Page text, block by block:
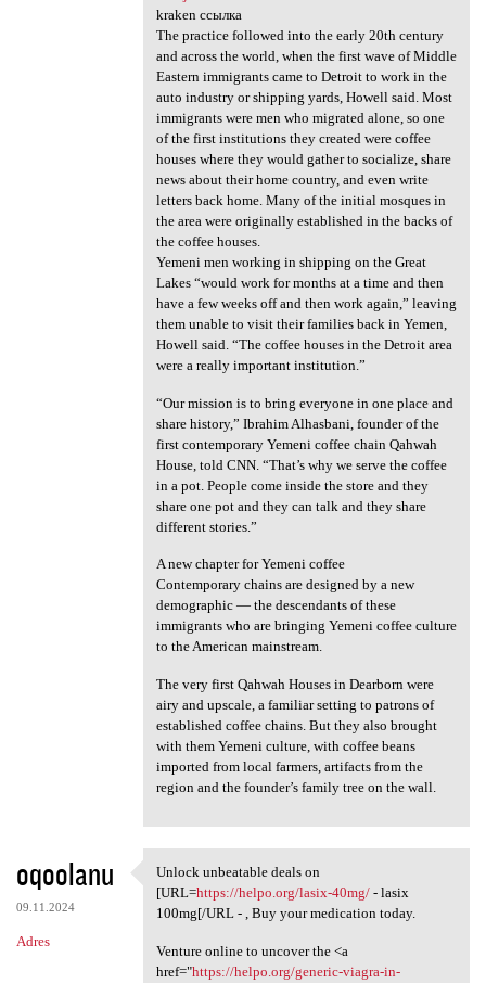
kraken ссылка
The practice followed into the early 20th century
and across the world, when the first wave of Middle
Eastern immigrants came to Detroit to work in the
auto industry or shipping yards, Howell said. Most
immigrants were men who migrated alone, so one
of the first institutions they created were coffee
houses where they would gather to socialize, share
news about their home country, and even write
letters back home. Many of the initial mosques in
the area were originally established in the backs of
the coffee houses.
Yemeni men working in shipping on the Great
Lakes “would work for months at a time and then
have a few weeks off and then work again,” leaving
them unable to visit their families back in Yemen,
Howell said. “The coffee houses in the Detroit area
were a really important institution.”
“Our mission is to bring everyone in one place and
share history,” Ibrahim Alhasbani, founder of the
first contemporary Yemeni coffee chain Qahwah
House, told CNN. “That’s why we serve the coffee
in a pot. People come inside the store and they
share one pot and they can talk and they share
different stories.”
A new chapter for Yemeni coffee
Contemporary chains are designed by a new
demographic — the descendants of these
immigrants who are bringing Yemeni coffee culture
to the American mainstream.
The very first Qahwah Houses in Dearborn were
airy and upscale, a familiar setting to patrons of
established coffee chains. But they also brought
with them Yemeni culture, with coffee beans
imported from local farmers, artifacts from the
region and the founder’s family tree on the wall.
oqoolanu
09.11.2024
Adres
Unlock unbeatable deals on
Unlock unbeatable deals on
[URL=https://helpo.org/lasix-40mg/- lasix
100mg[/URL - , Buy your medication today.
Venture online to uncover the <a
href="https://helpo.org/generic-viagra-in-